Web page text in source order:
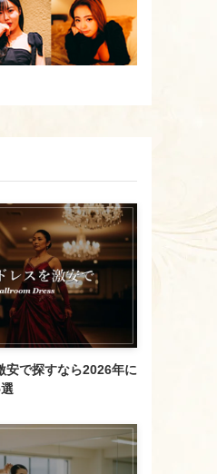
安で探すなら2026年に